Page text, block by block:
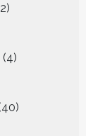
2
producten
4
producten
40
producten